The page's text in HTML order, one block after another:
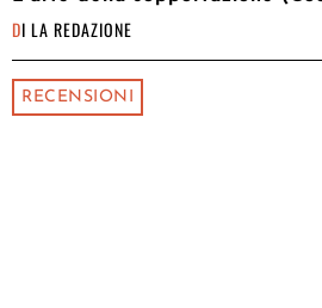
DI LA REDAZIONE
RECENSIONI